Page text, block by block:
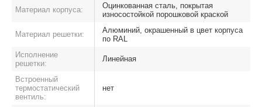
Материал корпуса:
Оцинкованная сталь, покрытая
износостойкой порошковой краской
Материал решетки:
Алюминий, окрашенный в цвет корпуса
по RAL
Исполнение
решетки:
Линейная
Встроенный
термостатический
вентиль:
нет